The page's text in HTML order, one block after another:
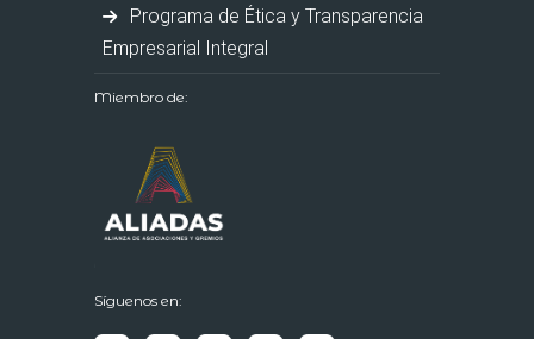
Programa de Ética y Transparencia
Empresarial Integral
Miembro de:
Síguenos en: